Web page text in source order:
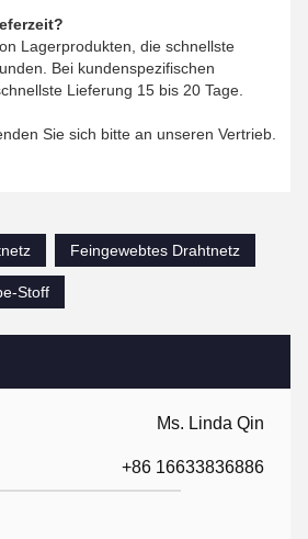
Ms. Linda Qin
+86 16633836886
Lagerprodukten, die schnellste
Bei kundenspezifischen
Lieferung 15 bis 20 Tage.
Sie sich bitte an unseren Vertrieb.
Feingewebtes Drahtnetz
Stoff